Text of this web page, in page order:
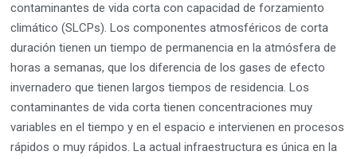
contaminantes de vida corta con capacidad de forzamiento
climático (SLCPs). Los componentes atmosféricos de corta
duración tienen un tiempo de permanencia en la atmósfera de
horas a semanas, que los diferencia de los gases de efecto
invernadero que tienen largos tiempos de residencia. Los
contaminantes de vida corta tienen concentraciones muy
variables en el tiempo y en el espacio e intervienen en procesos
rápidos o muy rápidos. La actual infraestructura es única en la